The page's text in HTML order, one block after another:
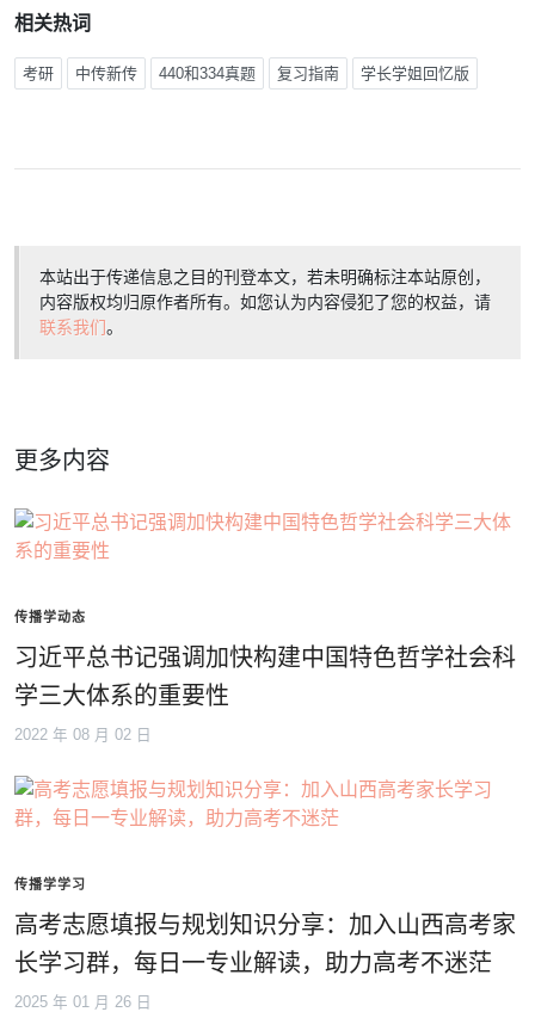
相关热词
考研 中传新传 440和334真题 复习指南 学长学姐回忆版
本站出于传递信息之目的刊登本文，若未明确标注本站原创，
内容版权均归原作者所有。如您认为内容侵犯了您的权益，请
联系我们。
更多内容
传播学动态
习近平总书记强调加快构建中国特色哲学社会科
学三大体系的重要性
2022 年 08 月 02 日
传播学学习
高考志愿填报与规划知识分享：加入山西高考家
长学习群，每日一专业解读，助力高考不迷茫
2025 年 01 月 26 日